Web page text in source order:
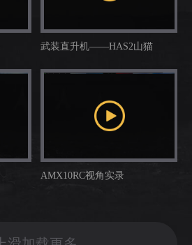
武装直升机——HAS2山猫
AMX10RC视角实录